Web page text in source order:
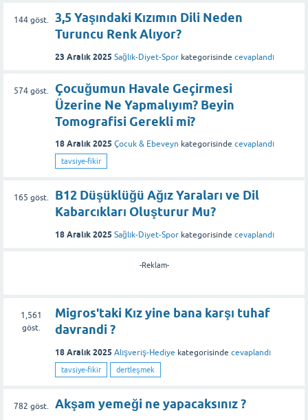
144göst.
3,5 Yaşındaki Kızımın Dili Neden
Turuncu Renk Alıyor?
23 Aralık 2025 Sağlık-Diyet-Spor kategorisinde cevaplandı
574göst.
Çocuğumun Havale Geçirmesi
Üzerine Ne Yapmalıyım? Beyin
Tomografisi Gerekli mi?
18 Aralık 2025 Çocuk & Ebeveyn kategorisinde cevaplandı
tavsiye-fikir
165 göst.
B12 Düşüklüğü Ağız Yaraları ve Dil
Kabarcıkları Oluşturur Mu?
18 Aralık 2025 Sağlık-Diyet-Spor kategorisinde cevaplandı
-Reklam-
1,561
göst.
Migros'taki Kız yine bana karşı tuhaf
davrandi ?
18 Aralık 2025 Alışveriş-Hediye kategorisinde cevaplandı
tavsiye-fikir dertleşmek
782 göst. Akşam yemeği ne yapacaksınız ?